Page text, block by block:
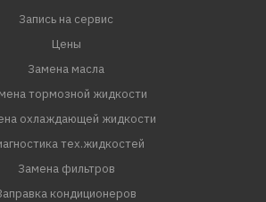
Запись на сервис
Цены
Замена масла
тормозной жидкости
охлаждающей жидкости
тех.жидкостей
Замена фильтров
кондиционеров